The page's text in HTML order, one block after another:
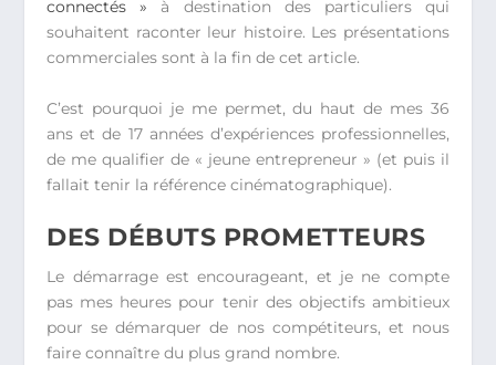
connectés » à destination des particuliers qui
souhaitent raconter leur histoire. Les présentations
commerciales sont à la fin de cet article.
C’est pourquoi je me permet, du haut de mes 36
ans et de 17 années d’expériences professionnelles,
de me qualifier de « jeune entrepreneur » (et puis il
fallait tenir la référence cinématographique).
DES DÉBUTS PROMETTEURS
Le démarrage est encourageant, et je ne compte
pas mes heures pour tenir des objectifs ambitieux
pour se démarquer de nos compétiteurs, et nous
faire connaître du plus grand nombre.